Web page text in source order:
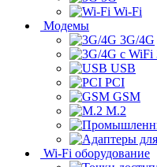
Wi-Fi
Модемы
3G/4G
USB
PCI
GSM
M.2
Wi-Fi оборудование